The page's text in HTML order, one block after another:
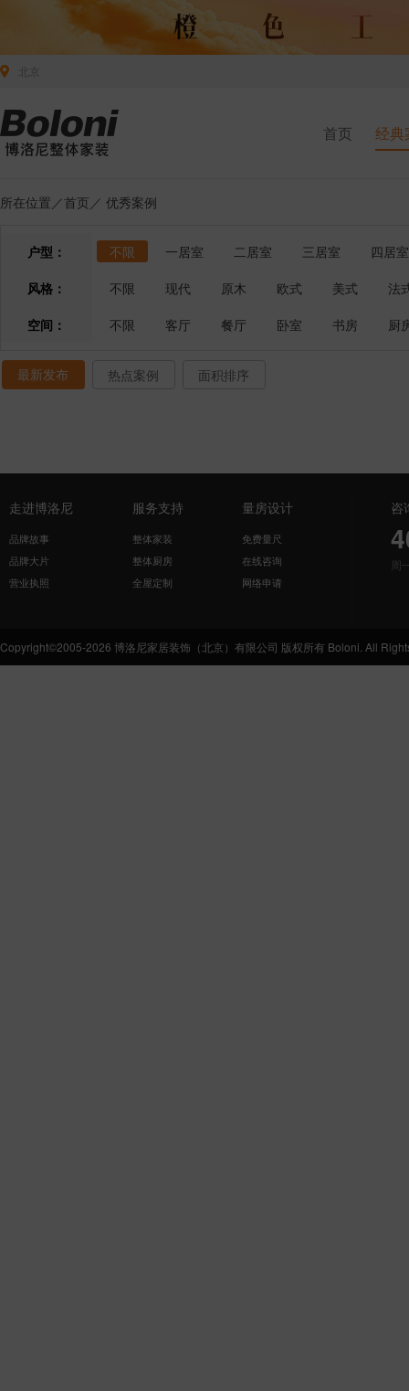
首页 经典
所在位置／首页 ／ 优秀案例
户型： 不限 一居室 二居室 三居室
四居室
风格：
不限 现代 原木 欧式 美式
法
空间：
不限 客厅 餐厅 卧室 书房 厨
最新发布 热点案例 面积排序
走进博洛尼
品牌故事
品牌大片
营业执照
服务支持
整体家装
整体厨房
全屋定制
量房设计
免费量尺
在线咨询
网络申请
咨
周
Copyright©2005-2026 博洛尼家居装饰（北京）有限公司 版权所有 Boloni. All